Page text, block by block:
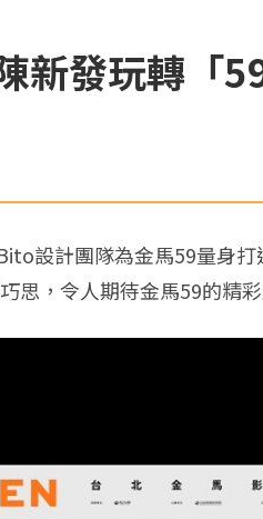
新發玩轉「
設計團隊為金馬59量身
思，令人期待金馬59的精彩